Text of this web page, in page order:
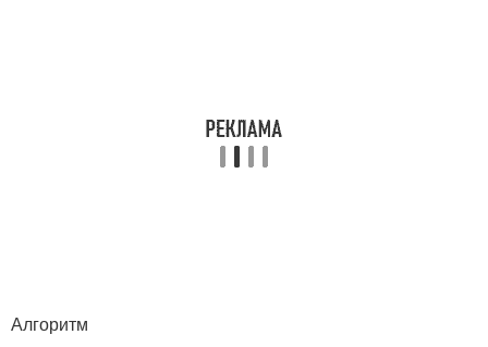
Алгоритм